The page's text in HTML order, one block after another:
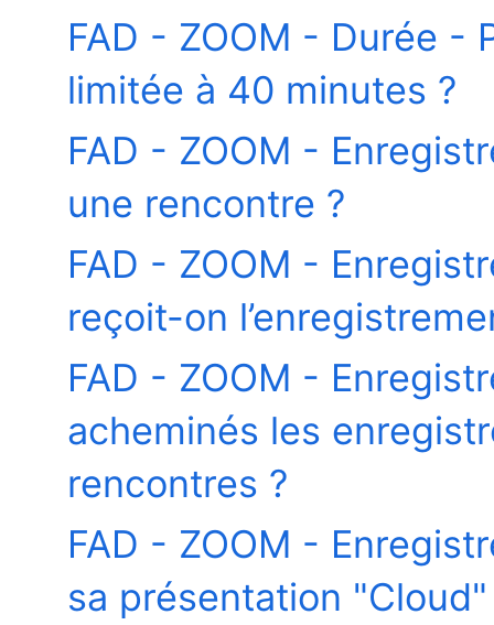
FAD - ZOOM - Durée -
limitée à 40 minutes ?
FAD - ZOOM -
une rencontre ?
FAD - ZOOM -
reçoit-on
FAD - ZOOM -
acheminés les
rencontres ?
FAD - ZOOM -
sa présentation